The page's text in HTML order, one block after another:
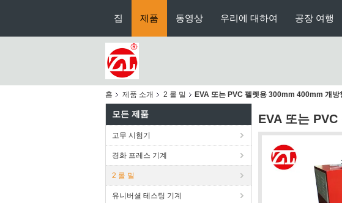
집 제품 동영상 우리에 대하여 공장 여행
홈 제품 소개 2 롤 밀 EVA 또는 PVC 펠렛용 300mm 400mm 개방
모든 제품
고무 시험기
경화 프레스 기계
2 롤 밀
유니버셜 테스팅 기계
EVA 또는